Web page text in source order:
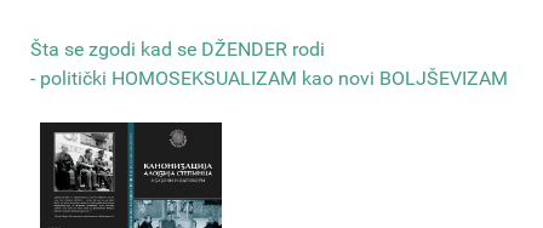
Šta se zgodi kad se DŽENDER rodi
- politički HOMOSEKSUALIZAM kao novi BOLJŠEVIZAM